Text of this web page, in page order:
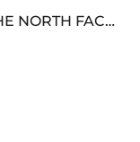
ノースフェイス 偽物 ダウン人気【THE NORTH FACE】M'S 7 SUMMIT HIM...